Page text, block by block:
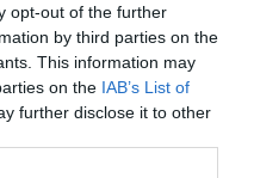
opt-out of the further
by third parties on the
This information may
on the IAB’s List of
further disclose it to other
Email Print
!